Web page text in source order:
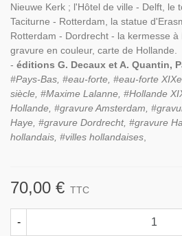
Nieuwe Kerk ; l'Hôtel de ville - Delft, le
Taciturne - Rotterdam, la statue
Rotterdam - Dordrecht - la kermesse
gravure en couleur, carte de Hollande.
- éditions G. Decaux et A. Quantin,
#Pays-Bas, #eau-forte, #eau-forte
siècle, #Maxime Lalanne, #Hollande
Hollande, #gravure Amsterdam,
Haye, #gravure Dordrecht, #gravure
hollandais, #villes hollandaises
70,00 € TTC
-